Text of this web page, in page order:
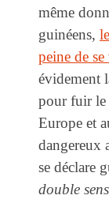
même
guinéens,
peine de
évidement
pour fuir le
Europe et
dangereux
se déclare
double